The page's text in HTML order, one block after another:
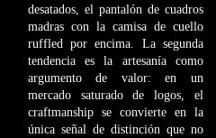
desatados, el pantalón de cuadros
madras con la camisa de cuello
ruffled por encima. La segunda
tendencia es la artesanía como
argumento de valor: en un
mercado saturado de logos, el
craftmanship se convierte en la
única señal de distinción que no